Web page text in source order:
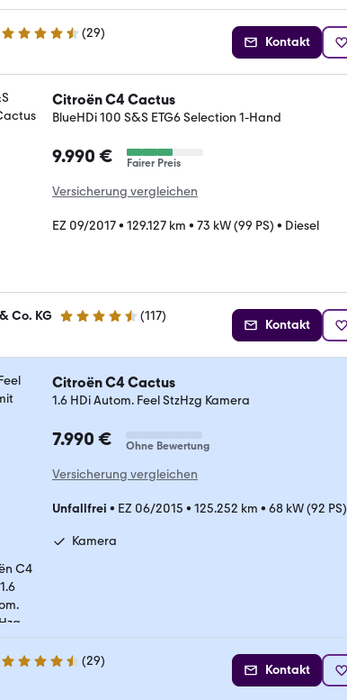
4.4 Sterne (29)
Kontakt
Citroën C4 Cactus
BlueHDi 100 S&S ETG6 Selection 1-Hand
9.990 € Fairer Preis
Versicherung vergleichen
EZ 09/2017• 129.127 km • 73 kW (99 PS) • Diesel
Co. KG 4.3 Sterne (117)
Kontakt
Citroën C4 Cactus
1.6 HDi Autom. Feel StzHzg Kamera
7.990 € Ohne Bewertung
Versicherung vergleichen
Unfallfrei • EZ 06/2015 • 125.252 km • 68 kW (92 PS)
Kamera
4.4 Sterne (29)
Kontakt